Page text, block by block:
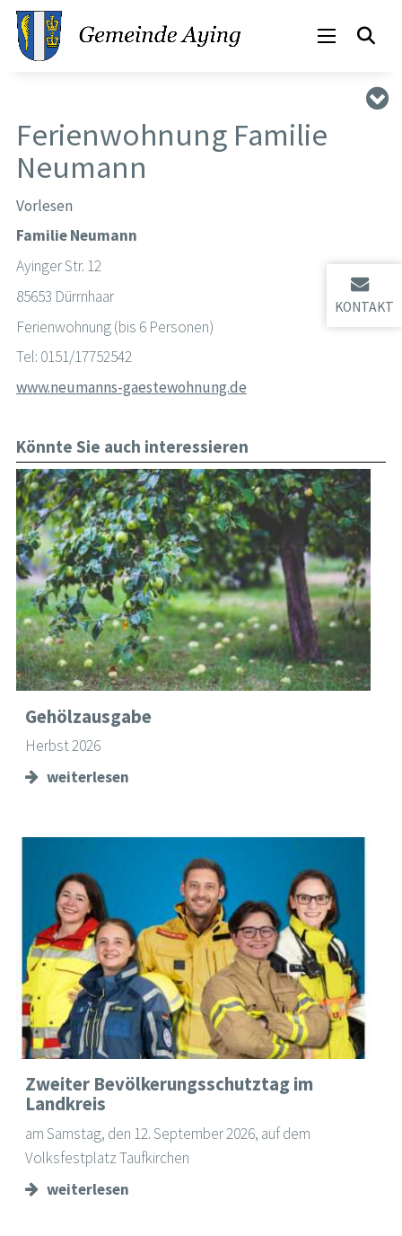
KONTAKT
Ferienwohnung Familie
Neumann
Vorlesen
Familie Neumann
Ayinger Str. 12
85653 Dürrnhaar
Ferienwohnung (bis 6 Personen)
Tel: 0151/17752542
www.neumanns-gaestewohnung.de
Könnte Sie auch interessieren
Gehölzausgabe
Herbst 2026
weiterlesen
Zweiter Bevölkerungsschutztag im
Landkreis
am Samstag, den 12. September 2026, auf dem
Volksfestplatz Taufkirchen
weiterlesen